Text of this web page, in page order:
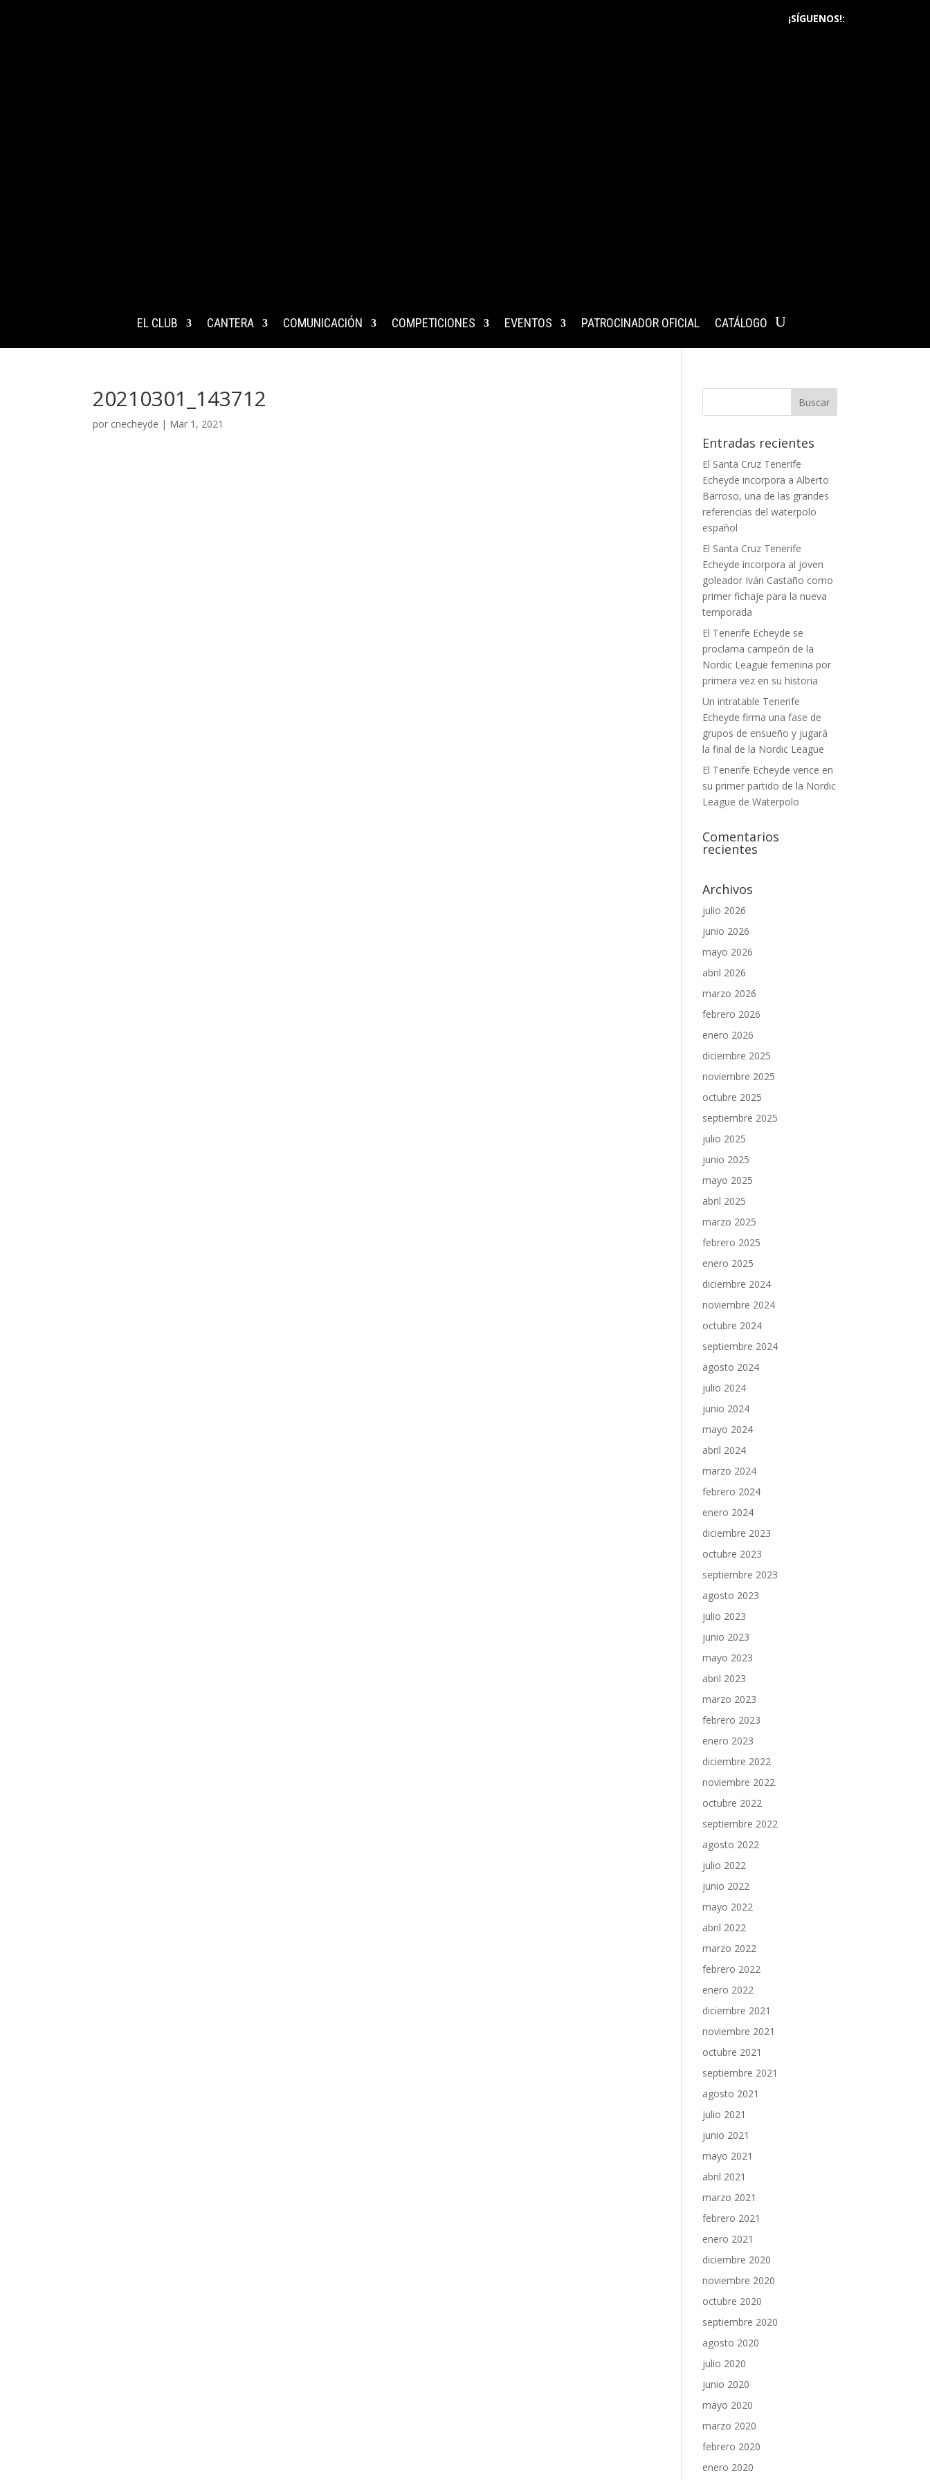
¡SÍGUENOS!:
EL CLUB CANTERA COMUNICACIÓN COMPETICIONES EVENTOS PATROCINADOR OFICIAL CATÁLOGO
20210301_143712
por cnecheyde | Mar 1, 2021
Entradas recientes
El Santa Cruz Tenerife
Echeyde incorpora a Alberto
Barroso, una de las grandes
referencias del waterpolo
español
El Santa Cruz Tenerife
Echeyde incorpora al joven
goleador Iván Castaño como
primer fichaje para la nueva
temporada
El Tenerife Echeyde se
proclama campeón de la
Nordic League femenina por
primera vez en su historia
Un intratable Tenerife
Echeyde firma una fase de
grupos de ensueño y jugará
la final de la Nordic League
El Tenerife Echeyde vence en
su primer partido de la Nordic
League de Waterpolo
Comentarios
recientes
Archivos
julio 2026
junio 2026
mayo 2026
abril 2026
marzo 2026
febrero 2026
enero 2026
diciembre 2025
noviembre 2025
octubre 2025
septiembre 2025
julio 2025
junio 2025
mayo 2025
abril 2025
marzo 2025
febrero 2025
enero 2025
diciembre 2024
noviembre 2024
octubre 2024
septiembre 2024
agosto 2024
julio 2024
junio 2024
mayo 2024
abril 2024
marzo 2024
febrero 2024
enero 2024
diciembre 2023
octubre 2023
septiembre 2023
agosto 2023
julio 2023
junio 2023
mayo 2023
abril 2023
marzo 2023
febrero 2023
enero 2023
diciembre 2022
noviembre 2022
octubre 2022
septiembre 2022
agosto 2022
julio 2022
junio 2022
mayo 2022
abril 2022
marzo 2022
febrero 2022
enero 2022
diciembre 2021
noviembre 2021
octubre 2021
septiembre 2021
agosto 2021
julio 2021
junio 2021
mayo 2021
abril 2021
marzo 2021
febrero 2021
enero 2021
diciembre 2020
noviembre 2020
octubre 2020
septiembre 2020
agosto 2020
julio 2020
junio 2020
mayo 2020
marzo 2020
febrero 2020
enero 2020